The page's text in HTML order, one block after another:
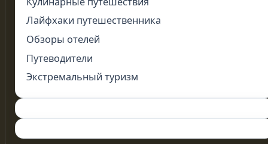
Лайфхаки путешественника
Обзоры отелей
Путеводители
Экстремальный туризм